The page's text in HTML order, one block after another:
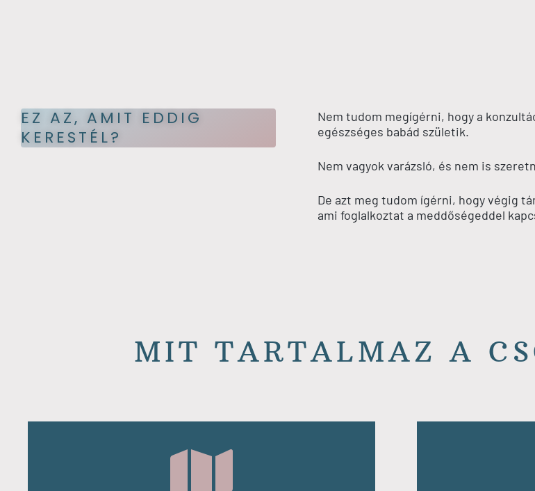
EZ AZ, AMIT EDDIG
KERESTÉL?
Nem tudom megígérni, hogy a
egészséges babád születik.
Nem vagyok varázsló, és nem is
De azt meg tudom ígérni, hogy végig
ami foglalkoztat a meddőségeddel
MIT TARTALMAZ A